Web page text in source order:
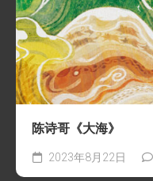
陈诗哥《大海》
2023年8月22日